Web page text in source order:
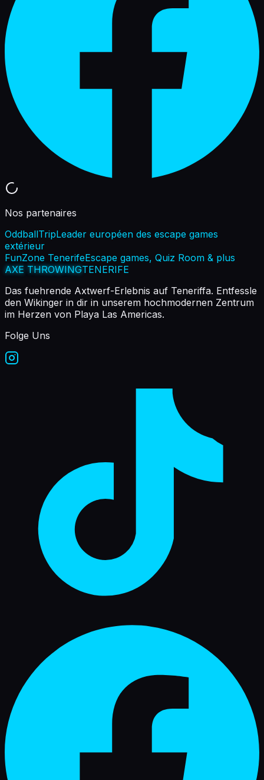
Nos partenaires
OddballTripLeader européen des escape games
extérieur
FunZone TenerifeEscape games, Quiz Room & plus
AXE THROWINGTENERIFE
Das fuehrende Axtwerf-Erlebnis auf Teneriffa. Entfessle
den Wikinger in dir in unserem hochmodernen Zentrum
im Herzen von Playa Las Americas.
Folge Uns